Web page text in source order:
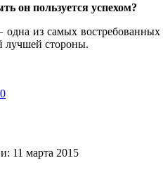
он пользуется успехом?
из самых востребованных
лучшей стороны.
11 марта 2015